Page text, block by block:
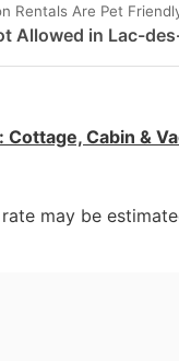
Rentals Are Pet
Allowed in Lac-
: Cottage, Cabin &
may be